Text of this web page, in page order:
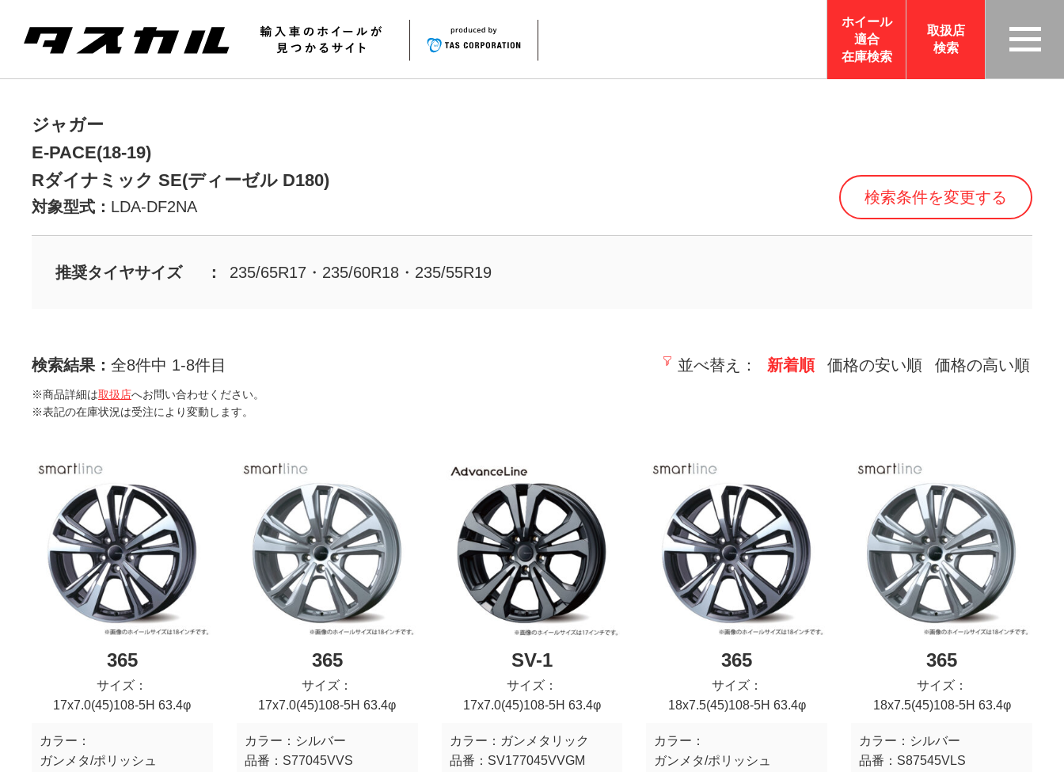
ホイール
適合
在庫検索
取扱店
検索
ジャガー
E-PACE(18-19)
Rダイナミック SE(ディーゼル D180)
対象型式： LDA-DF2NA
検索条件を変更する
推奨タイヤサイズ 235/65R17・235/60R18・235/55R19
検索結果： 全8件中 1-8件目
※商品詳細は取扱店へお問い合わせください。
※表記の在庫状況は受注により変動します。
並べ替え： 新着順 価格の安い順 価格の高い順
365
サイズ：
17x7.0(45)108-5H 63.4φ
カラー：
ガンメタ/ポリッシュ
365
サイズ：
17x7.0(45)108-5H 63.4φ
カラー： シルバー
品番： S77045VVS
SV-1
サイズ：
17x7.0(45)108-5H 63.4φ
カラー： ガンメタリック
品番： SV177045VVGM
365
サイズ：
18x7.5(45)108-5H 63.4φ
カラー：
ガンメタ/ポリッシュ
365
サイズ：
18x7.5(45)108-5H 63.4φ
カラー： シルバー
品番： S87545VLS
TAS
CO
ON
サイ